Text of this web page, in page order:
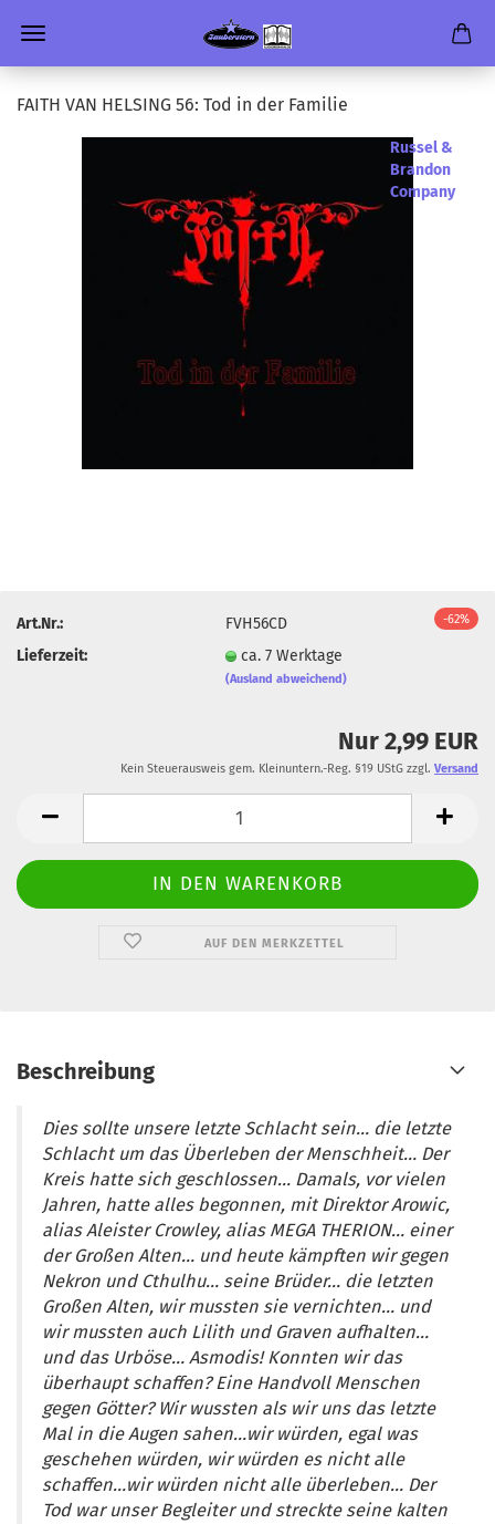
FAITH VAN HEL­SING 56: Tod in der Fa­mi­lie
Russel &
Brandon
Company
-62%
Art.Nr.:
FVH56CD
Lieferzeit:
ca. 7 Werktage
(Ausland abweichend)
Nur 2,99 EUR
Kein Steuerausweis gem. Kleinuntern.-Reg. §19 UStG zzgl. Versand
AUF DEN MERKZETTEL
Beschreibung
Dies sollte unsere letzte Schlacht sein… die letzte
Schlacht um das Überleben der Menschheit… Der
Kreis hatte sich geschlossen… Damals, vor vielen
Jahren, hatte alles begonnen, mit Direktor Arowic,
alias Aleister Crowley, alias MEGA THERION… einer
der Großen Alten… und heute kämpften wir gegen
Nekron und Cthulhu… seine Brüder… die letzten
Großen Alten, wir mussten sie vernichten… und
wir mussten auch Lilith und Graven aufhalten…
und das Urböse… Asmodis! Konnten wir das
überhaupt schaffen? Eine Handvoll Menschen
gegen Götter? Wir wussten als wir uns das letzte
Mal in die Augen sahen…wir würden, egal was
geschehen würden, wir würden es nicht alle
schaffen…wir würden nicht alle überleben… Der
Tod war unser Begleiter und streckte seine kalten